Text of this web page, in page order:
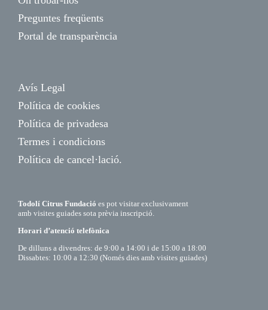
Preguntes freqüents
Portal de transparència
Avís Legal
Política de cookies
Política de privadesa
Termes i condicions
Política de cancel·lació.
Todolí Citrus Fundació es pot visitar exclusivament
amb visites guiades sota prèvia inscripció.
Horari d’atenció telefònica
De dilluns a divendres: de 9:00 a 14:00 i de 15:00 a 18:00
Dissabtes: 10:00 a 12:30 (Només dies amb visites guiades)